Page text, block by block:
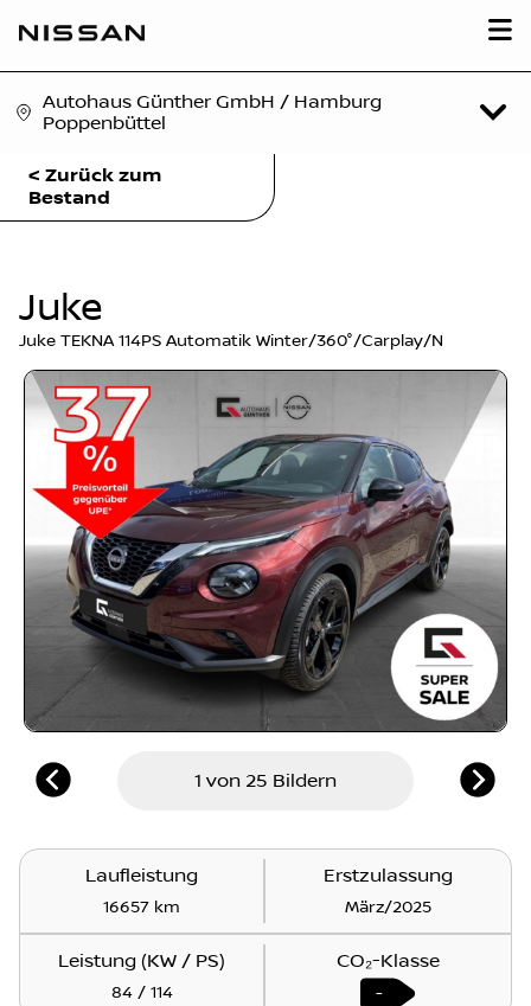
Autohaus Günther GmbH / Hamburg
Poppenbüttel
< Zurück zum
Bestand
Juke
Juke TEKNA 114PS Automatik Winter/360°/Carplay/N
1 von 25 Bildern
Laufleistung
16657 km
Erstzulassung
März/2025
Leistung (KW / PS)
84 / 114
CO₂-Klasse
-